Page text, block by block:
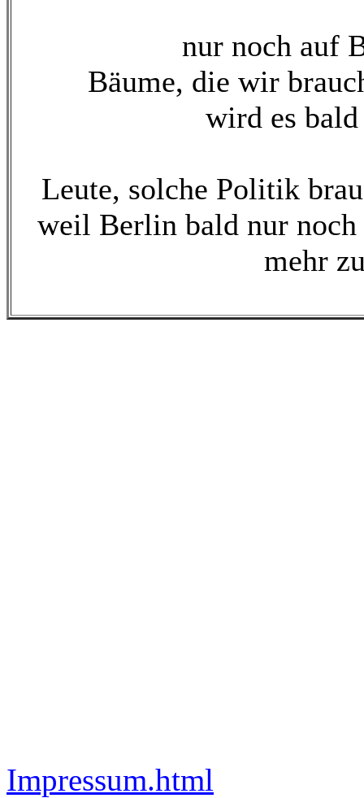
nur noch auf
Bäume, die wir
wird es
Leute, solche Politik
weil Berlin bald nur noch
mehr
Impressum.html